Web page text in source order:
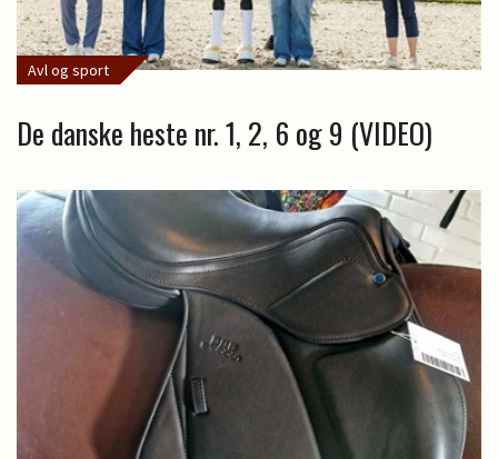
Avl og sport
De danske heste nr. 1, 2, 6 og 9 (VIDEO)